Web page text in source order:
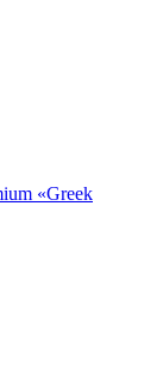
«Greek